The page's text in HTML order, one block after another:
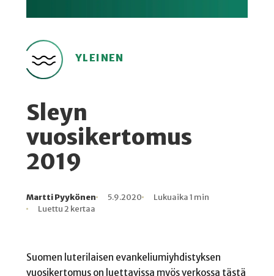
YLEINEN
Sleyn
vuosikertomus
2019
Kirjoittaja
Martti Pyykönen
Julkaistu
5.9.2020
Lukuaika
Lukuaika 1 min
Lukukertoja
Luettu 2 kertaa
Suomen luterilaisen evankeliumiyhdistyksen
vuosikertomus on luettavissa myös verkossa tästä